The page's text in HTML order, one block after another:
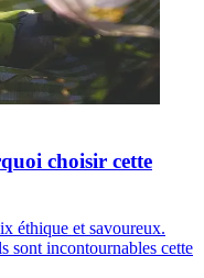
choisir cette
éthique et savoureux.
sont incontournables cette